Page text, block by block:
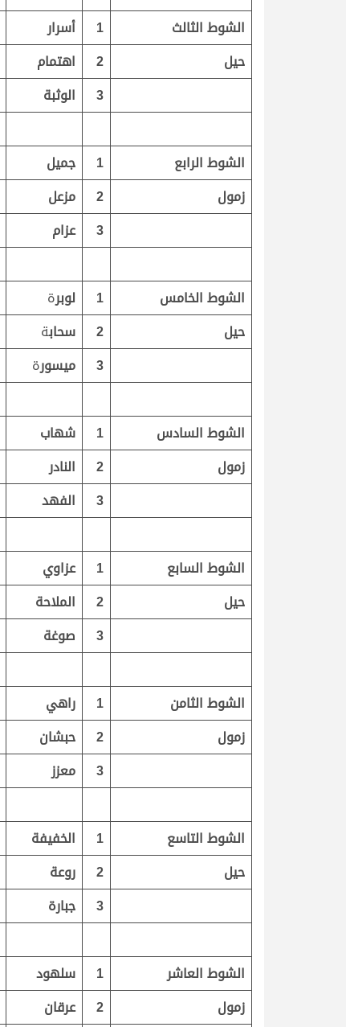
الشوط الثالث 1 أسرار
حيل
2 اهتمام
3
الوثبة
الشوط الرابع 1 جميل
زمول
2 مزعل
3
عزام
الشوط الخامس 1 لوبرة
حيل
2 سحابة
3
ميسورة
الشوط السادس 1 شهاب
زمول
2 النادر
3
الفهد
الشوط السابع 1 عزاوي
حيل
2 الملاحة
3
صوغة
الشوط الثامن 1 راهي
زمول
2 حبشان
3
معزز
الشوط التاسع 1 الخفيفة
حيل
2 روعة
3
جبارة
الشوط العاشر 1 سلهود
زمول
2 عرقان